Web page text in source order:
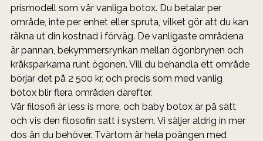
prismodell som vår vanliga botox. Du betalar per
område, inte per enhet eller spruta, vilket gör att du kan
räkna ut din kostnad i förväg. De vanligaste områdena
är pannan, bekymmersrynkan mellan ögonbrynen och
kråksparkarna runt ögonen. Vill du behandla ett område
börjar det på 2 500 kr, och precis som med vanlig
botox blir flera områden därefter.
Vår filosofi är less is more, och baby botox är på sätt
och vis den filosofin satt i system. Vi säljer aldrig in mer
dos än du behöver. Tvärtom är hela poängen med